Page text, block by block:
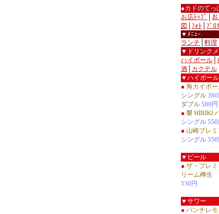
●カドのて
お店ﾄｯﾌﾟ
図
ﾌｫﾄ
ﾌﾞﾛ
▼ﾒﾆｭｰ
ランチ
料理
▼ドリンク
ハイボール
酒
カクテル
▼ハイボール
● 角カイボ
シングル
ダブル 580円
● 響 HIBIKI
シングル
● 山崎プレ
シングル
▼ビール
● ザ・プレ
リーム樽生
530円
▼サワー
● パンチレ